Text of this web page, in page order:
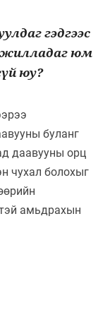
гэдгээс
юм
юу?
буланг
даавууны орц
чухал болохыг
амьдрахын